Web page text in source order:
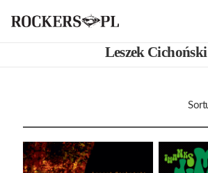
Leszek Cichoński